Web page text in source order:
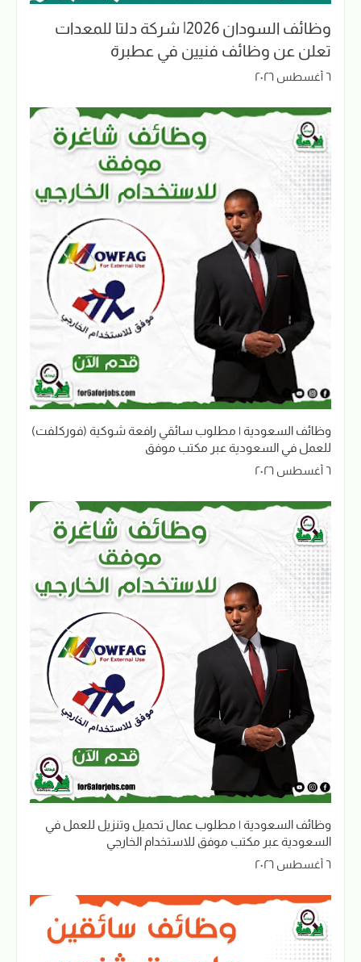
وظائف السودان 2026| شركة دلتا للمعدات
تعلن عن وظائف فنيين في عطبرة
٦ أغسطس ٢٠٢٦
وظائف السعودية | مطلوب سائقي رافعة شوكية (فوركلفت)
للعمل في السعودية عبر مكتب موفق
٦ أغسطس ٢٠٢٦
وظائف السعودية | مطلوب عمال تحميل وتنزيل للعمل في
السعودية عبر مكتب موفق للاستخدام الخارجي
٦ أغسطس ٢٠٢٦